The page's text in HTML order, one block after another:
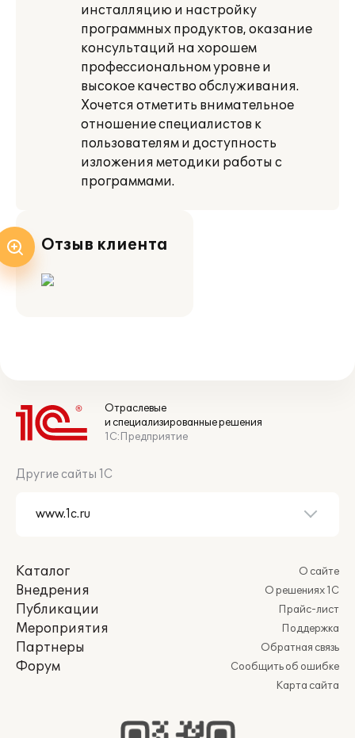
инсталляцию и настройку
программных продуктов, оказание
консультаций на хорошем
профессиональном уровне и
высокое качество обслуживания.
Хочется отметить внимательное
отношение специалистов к
пользователям и доступность
изложения методики работы с
программами.
Отзыв клиента
Отраслевые
и специализированные решения
1С:Предприятие
Другие сайты 1С
Каталог
Внедрения
Публикации
Мероприятия
Партнеры
Форум
О сайте
О решениях 1С
Прайс-лист
Поддержка
Обратная связь
Сообщить об ошибке
Карта сайта